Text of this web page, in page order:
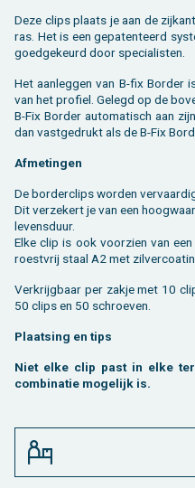
Deze clips plaats je aan de
ras. Het is een ge­pa­ten­teerd
goed­ge­keurd door spe­ci­a­lis­ten.
Het aan­leg­gen van B-fix Bor­der
van het pro­fiel. Ge­legd op de
B-Fix Bor­der au­to­ma­tisch aan
dan vast­ge­drukt als de B-Fix
Af­me­tin­gen
De bor­der­clips wor­den
Dit ver­ze­kert je van een
le­vens­duur.
Elke clip is ook voor­zien van
roest­vrij staal A2 met
Ver­krijg­baar per zakje met 10
50 clips en 50 schroe­ven.
Plaat­sing en tips
Niet elke clip past in elke
com­bi­na­tie mo­ge­lijk is.